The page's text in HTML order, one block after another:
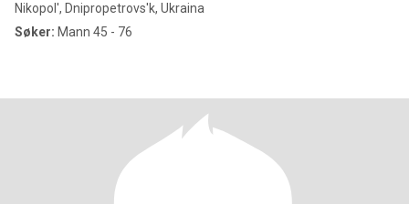
Nikopol', Dnipropetrovs'k, Ukraina
Søker: Mann 45 - 76